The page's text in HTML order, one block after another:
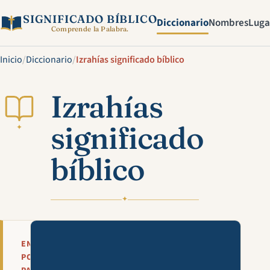
SIGNIFICADO BÍBLICO
Comprende la Palabra. DiccionarioNombres
Inicio/Diccionario/Izrahías significado bíblico
✦
Izrahías
significado
bíblico
✦
EN
POCAS
Mira esta explicación en